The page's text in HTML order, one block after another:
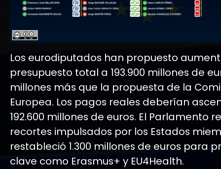
Los eurodiputados han propuesto
presupuesto total a 193.900 millones de
millones más que la propuesta de la
Europea. Los pagos reales deberían
192.600 millones de euros. El Parlamento
recortes impulsados por los Estados
restableció 1.300 millones de euros para
clave como Erasmus+ y EU4Health.